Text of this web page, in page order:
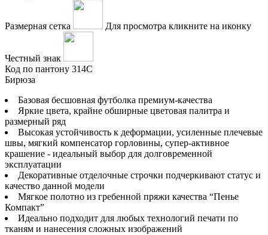
Размерная сетка Для просмотра кликните на иконку
Честный знак
Код по пантону 314С
Бирюза
Базовая бесшовная футболка премиум-качества
Яркие цвета, крайне обширные цветовая палитра и
размерный ряд
Высокая устойчивость к деформации, усиленные плечевые
швы, мягкий компенсатор горловины, супер-активное
крашение - идеальный выбор для долговременной
эксплуатации
Декоративные отделочные строчки подчеркивают статус и
качество данной модели
Мягкое полотно из гребенной пряжи качества “Пенье
Компакт”
Идеально подходит для любых технологий печати по
тканям и нанесения сложных изображений